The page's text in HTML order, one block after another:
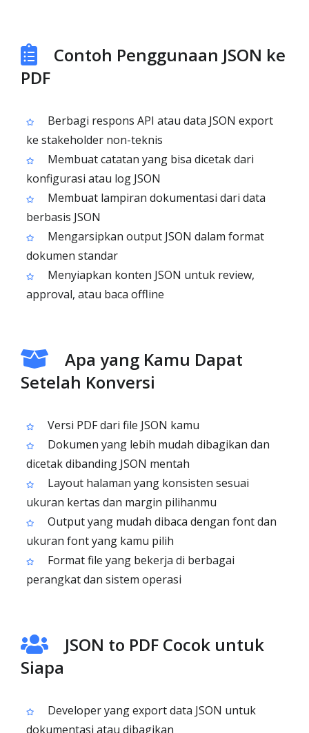
Contoh Penggunaan JSON ke
PDF
Berbagi respons API atau data JSON export
ke stakeholder non-teknis
Membuat catatan yang bisa dicetak dari
konfigurasi atau log JSON
Membuat lampiran dokumentasi dari data
berbasis JSON
Mengarsipkan output JSON dalam format
dokumen standar
Menyiapkan konten JSON untuk review,
approval, atau baca offline
Apa yang Kamu Dapat
Setelah Konversi
Versi PDF dari file JSON kamu
Dokumen yang lebih mudah dibagikan dan
dicetak dibanding JSON mentah
Layout halaman yang konsisten sesuai
ukuran kertas dan margin pilihanmu
Output yang mudah dibaca dengan font dan
ukuran font yang kamu pilih
Format file yang bekerja di berbagai
perangkat dan sistem operasi
JSON to PDF Cocok untuk
Siapa
Developer yang export data JSON untuk
dokumentasi atau dibagikan